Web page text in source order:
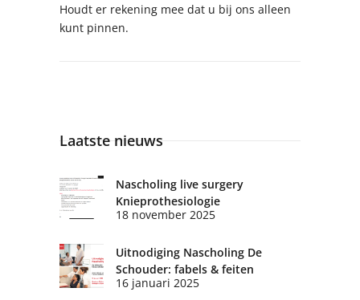
Houdt er rekening mee dat u bij ons alleen
kunt pinnen.
Laatste nieuws
Nascholing live surgery
Knieprothesiologie
18 november 2025
Uitnodiging Nascholing De
Schouder: fabels & feiten
16 januari 2025